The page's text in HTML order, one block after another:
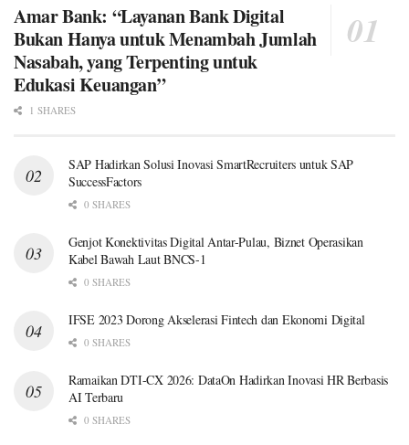
Amar Bank: “Layanan Bank Digital
Bukan Hanya untuk Menambah Jumlah
Nasabah, yang Terpenting untuk
Edukasi Keuangan”
1 SHARES
SAP Hadirkan Solusi Inovasi SmartRecruiters untuk SAP
SuccessFactors
0 SHARES
Genjot Konektivitas Digital Antar-Pulau, Biznet Operasikan
Kabel Bawah Laut BNCS-1
0 SHARES
IFSE 2023 Dorong Akselerasi Fintech dan Ekonomi Digital
0 SHARES
Ramaikan DTI-CX 2026: DataOn Hadirkan Inovasi HR Berbasis
AI Terbaru
0 SHARES